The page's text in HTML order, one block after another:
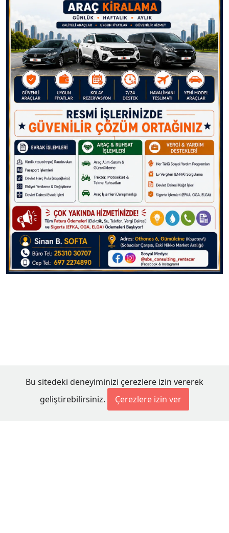
Bu sitedeki deneyiminizi çerezlere izin vererek
geliştirebilirsiniz.
Çerezlere izin ver